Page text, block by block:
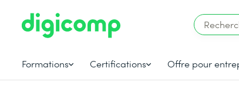
Formations Certifications Offre pour